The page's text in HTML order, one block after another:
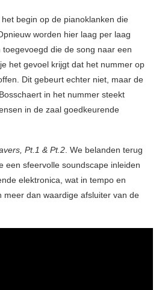
begin op de pianoklanken die
worden hier laag per laag
die de song naar een
het gevoel krijgt dat het nummer op
Dit gebeurt echter niet, maar de
in het nummer steekt
in de zaal goedkeurende
Pt.1 & Pt.2. We belanden terug
een sfeervolle soundscape inleiden
elektronica, wat in tempo en
meer dan waardige afsluiter van de